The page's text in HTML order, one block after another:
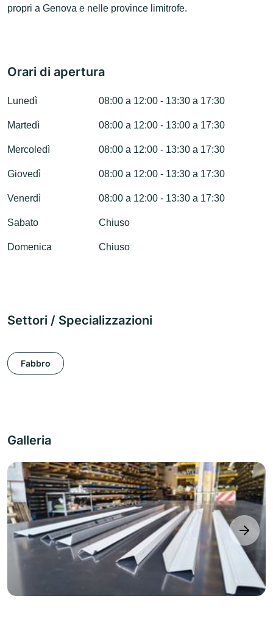
propri a Genova e nelle province limitrofe.
Orari di apertura
Lunedì 08:00 a 12:00 - 13:30 a 17:30
Martedì 08:00 a 12:00 - 13:00 a 17:30
Mercoledì 08:00 a 12:00 - 13:30 a 17:30
Giovedì 08:00 a 12:00 - 13:30 a 17:30
Venerdì 08:00 a 12:00 - 13:30 a 17:30
Sabato Chiuso
Domenica Chiuso
Settori / Specializzazioni
Fabbro
Galleria
next